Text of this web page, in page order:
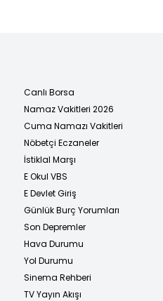
Canlı Borsa
Namaz Vakitleri 2026
Cuma Namazı Vakitleri
Nöbetçi Eczaneler
İstiklal Marşı
E Okul VBS
E Devlet Giriş
Günlük Burç Yorumları
Son Depremler
Hava Durumu
Yol Durumu
Sinema Rehberi
TV Yayın Akışı